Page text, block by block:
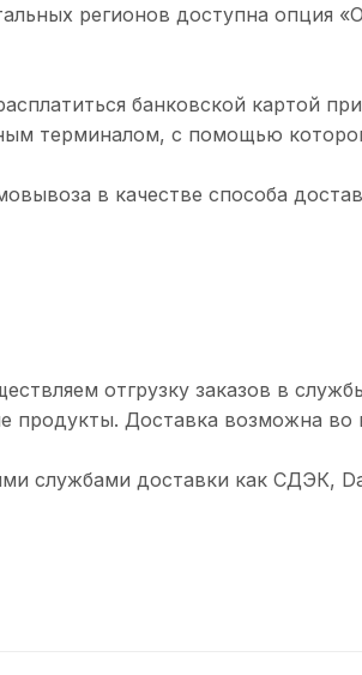
регионов доступна опция
банковской картой
терминалом, с помощью
в качестве способа
отгрузку заказов в
продукты. Доставка возможна во
службами доставки как СДЭК,